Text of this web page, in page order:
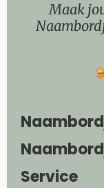
Maak
Service